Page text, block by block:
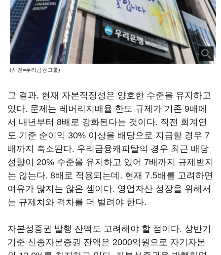
(사진=우리금융그룹)
그 결과, 현재 자본적정성은 양호한 수준을 유지하고
있다. 문제는 레버리지배율 한도 규제가 기존 9배에
서 내년부터 8배로 강화된다는 것이다. 직전 회계연
도 기준 순이익 30% 이상을 배당으로 지급할 경우 7
배까지 축소된다. 우리금융캐피탈의 경우 최근 배당
성향이 20% 수준을 유지하고 있어 7배까지 규제받지
는 않는다. 8배로 적용되는데, 현재 7.5배를 고려하면
여유가 많지는 않은 셈이다. 영업자산 성장을 위해서
는 규제치와 격차를 더 벌려야 한다.
자본성증권 발행 잔액도 고려해야 할 점이다. 상반기
기준 신종자본증권 잔액은 2000억원으로 자기자본